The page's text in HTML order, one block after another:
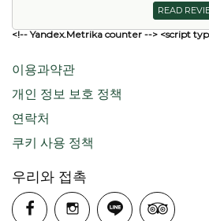
READ
<!-- Yandex.Metrika counter --> <script
이용과약관
개인 정보 보호 정책
연락처
쿠키 사용 정책
우리와 접촉